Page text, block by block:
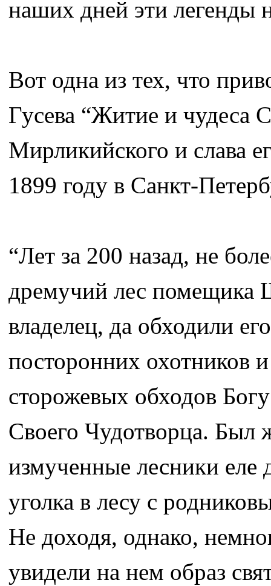
наших дней эти легенды
Вот одна из тех, что
Гусева “Житие и чудеса
Мирликийского и слава
1899 году в Санкт-
“Лет за 200 назад, не
дремучий лес помещика
владелец, да обходили
посторонних охотников
сторожевых обходов
Своего Чудотворца. Был
измученные лесники еле
уголка в лесу с
Не доходя, однако,
увидели на нем образ